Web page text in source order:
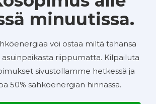
minuutissa.
voi ostaa miltä tahansa
riippumatta. Kilpailuta
sivustollamme hetkessä ja
50% sähköenergian hinnassa.